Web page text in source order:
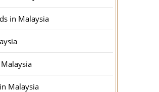
in Malaysia
Malaysia